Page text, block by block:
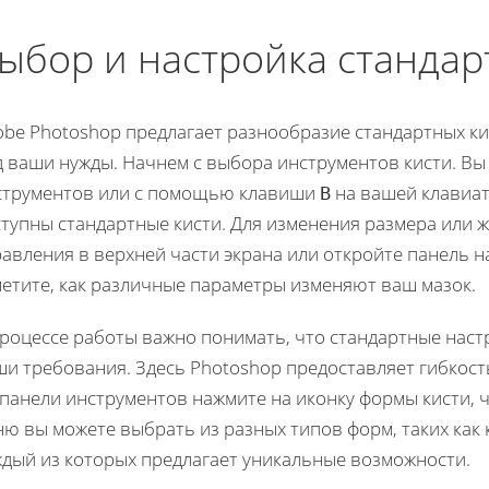
и настройка
Photoshop предлагает разнообразие стандартных
ваши нужды. Начнем с выбора инструментов кисти.
или с помощью клавиши B на вашей
стандартные кисти. Для изменения размера или
в верхней части экрана или откройте панель
как различные параметры изменяют ваш мазок.
работы важно понимать, что стандартные
требования. Здесь Photoshop предоставляет
инструментов нажмите на иконку формы кисти,
вы можете выбрать из разных типов форм, таких как
из которых предлагает уникальные возможности.